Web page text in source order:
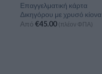
Επαγγελματική κάρτα
Δικηγόρου με χρυσό κίονα
Από €45.00 (πλέον ΦΠΑ)